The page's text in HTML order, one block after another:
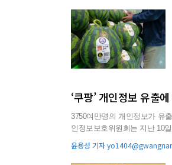
‘쿠팡’ 개인정보 유출
3750여만명의 개인정보가 유
인정보보호위원회는 지난 10일
콤에 부과된 과징금 1347억
윤용성 기자